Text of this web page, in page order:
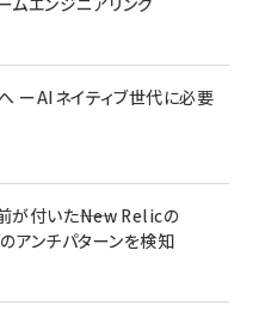
ーAIネイティブ世代に必要
が付いた――New Relicの
アンチパターンを検知